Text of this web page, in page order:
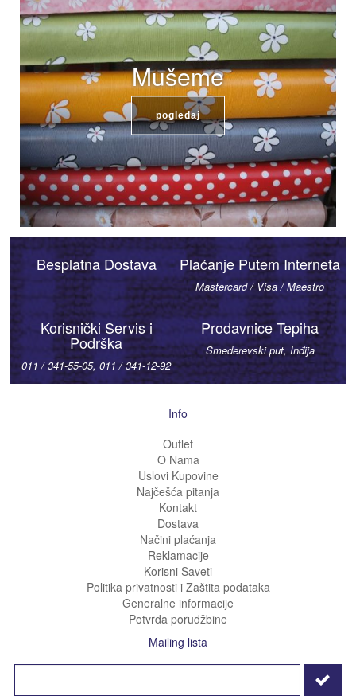
Mušeme
pogledaj
Besplatna Dostava Plaćanje Putem Interneta
Mastercard / Visa / Maestro
Korisnički Servis i
Podrška
011 / 341-55-05, 011 / 341-12-92
Prodavnice Tepiha
Smederevski put, Inđija
Info
Outlet
O Nama
Uslovi Kupovine
Najčešća pitanja
Kontakt
Dostava
Načini plaćanja
Reklamacije
Korisni Saveti
Politika privatnosti i Zaštita podataka
Generalne informacije
Potvrda porudžbine
Mailing lista